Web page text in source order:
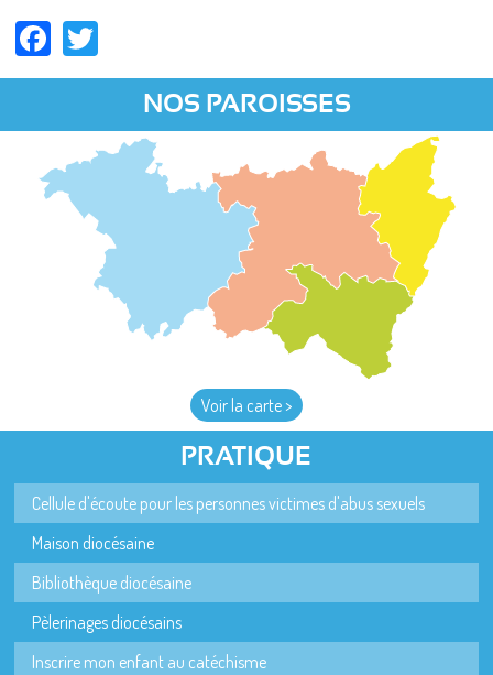
Facebook
NOS PAROISSES
Voir la carte >
PRATIQUE
Cellule d'écoute pour les personnes victimes d'abus sexuels
Maison diocésaine
Bibliothèque diocésaine
Pèlerinages diocésains
Inscrire mon enfant au catéchisme